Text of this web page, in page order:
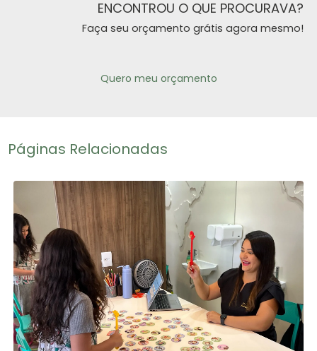
ENCONTROU O QUE PROCURAVA?
Faça seu orçamento grátis agora mesmo!
Quero meu orçamento
Páginas Relacionadas